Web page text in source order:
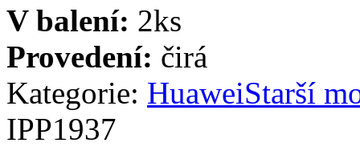
V balení: 2ks
Provedení: čirá
Kategorie: HuaweiStarší
IPP1937